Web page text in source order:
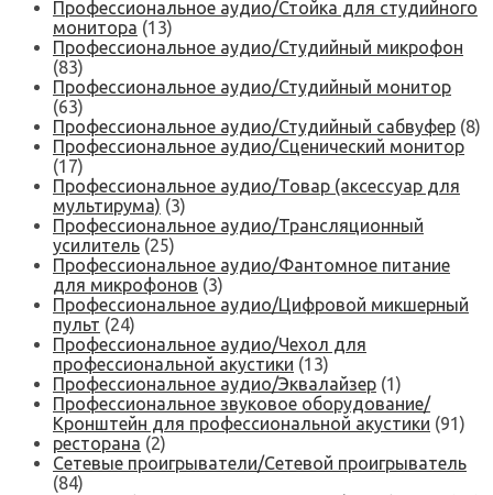
Профессиональное аудио/Стойка для студийного
монитора (13)
Профессиональное аудио/Студийный микрофон
(83)
Профессиональное аудио/Студийный монитор
(63)
Профессиональное аудио/Студийный сабвуфер (8)
Профессиональное аудио/Сценический монитор
(17)
Профессиональное аудио/Товар (аксессуар для
мультирума) (3)
Профессиональное аудио/Трансляционный
усилитель (25)
Профессиональное аудио/Фантомное питание
для микрофонов (3)
Профессиональное аудио/Цифровой микшерный
пульт (24)
Профессиональное аудио/Чехол для
профессиональной акустики (13)
Профессиональное аудио/Эквалайзер (1)
Профессиональное звуковое оборудование/
Кронштейн для профессиональной акустики (91)
ресторана (2)
Сетевые проигрыватели/Сетевой проигрыватель
(84)